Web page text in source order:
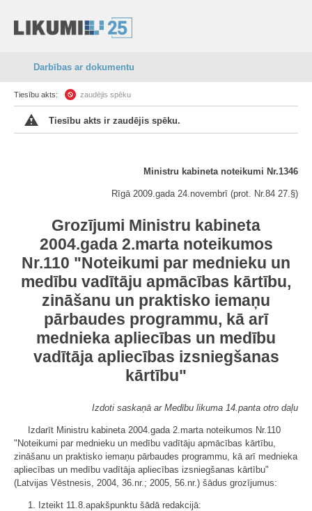
Darbības ar dokumentu
Tiesību akts: zaudējis spēku
Tiesību akts ir zaudējis spēku.
Ministru kabineta noteikumi Nr.1346
Rīgā 2009.gada 24.novembrī (prot. Nr.84 27.§)
Grozījumi Ministru kabineta
2004.gada 2.marta noteikumos
Nr.110 "Noteikumi par mednieku un
medību vadītāju apmācības kārtību,
zināšanu un praktisko iemaņu
pārbaudes programmu, kā arī
mednieka apliecības un medību
vadītāja apliecības izsniegšanas
kārtību"
Izdoti saskaņā ar Medību likuma 14.panta otro daļu
Izdarīt Ministru kabineta 2004.gada 2.marta noteikumos Nr.110
"Noteikumi par mednieku un medību vadītāju apmācības kārtību,
zināšanu un praktisko iemaņu pārbaudes programmu, kā arī mednieka
apliecības un medību vadītāja apliecības izsniegšanas kārtību"
(Latvijas Vēstnesis, 2004, 36.nr.; 2005, 56.nr.) šādus grozījumus:
1. Izteikt 11.8.apakšpunktu šādā redakcijā: